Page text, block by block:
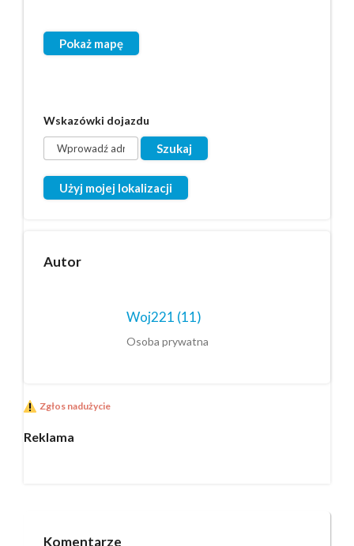
Pokaż mapę
Wskazówki dojazdu
Użyj mojej lokalizacji
Autor
Woj221 (11)
Osoba prywatna
Zgłos nadużycie
Reklama
Komentarze